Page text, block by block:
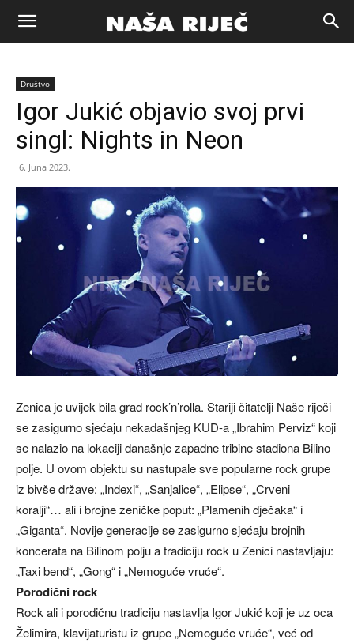
Naša
riječ
Društvo
Igor Jukić objavio svoj prvi
singl: Nights in Neon
6. Juna 2023.
Zenica je uvijek bila grad rock’n’rolla. Stariji čitatelji Naše riječi
se zasigurno sjećaju nekadašnjeg KUD-a „Ibrahim Perviz“ koji
se nalazio na lokaciji današnje zapadne tribine stadiona Bilino
polje. U ovom objektu su nastupale sve popularne rock grupe
iz bivše države: „Indexi“, „Sanjalice“, „Elipse“, „Crveni
koralji“… ali i brojne zeničke poput: „Plamenih dječaka“ i
„Giganta“. Novije generacije se zasigurno sjećaju brojnih
koncerata na Bilinom polju a tradiciju rock u Zenici nastavljaju:
„Taxi bend“, „Gong“ i „Nemoguće vruće“.
Porodični rock
Rock ali i porodičnu tradiciju nastavlja Igor Jukić koji je uz oca
Želimira, klavijaturistu iz grupe „Nemoguće vruće“, već od